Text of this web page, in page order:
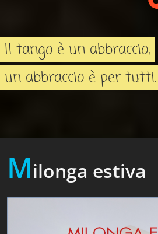
Il tango è un abbraccio,
un abbraccio è per tutti.
Milonga estiva